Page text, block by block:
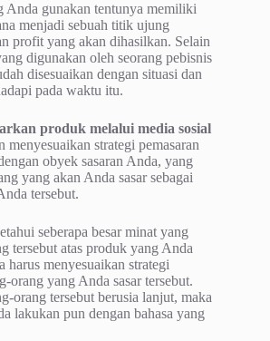
Anda gunakan tentunya memiliki
menjadi sebuah titik ujung
profit yang akan dihasilkan. Selain
digunakan oleh seorang pebisnis
disesuaikan dengan situasi dan
pada waktu itu.
produk melalui media sosial
menyesuaikan strategi pemasaran
obyek sasaran Anda, yang
yang akan Anda sasar sebagai
tersebut.
seberapa besar minat yang
tersebut atas produk yang Anda
harus menyesuaikan strategi
orang yang Anda sasar tersebut.
orang tersebut berusia lanjut, maka
lakukan pun dengan bahasa yang